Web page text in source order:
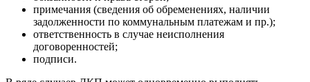
примечания (сведения об обременениях, наличии
задолженности по коммунальным платежам и пр.);
ответственность в случае неисполнения
договоренностей;
подписи.